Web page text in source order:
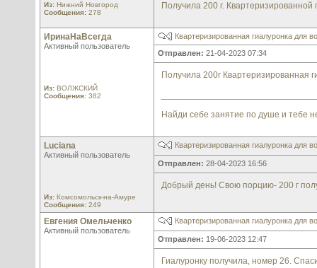
Из: Нижний Новгород
Сообщения: 278
Получила 200 г.
ИринаНаВсегда
Активный пользователь
Из: ВОЛЖСКИЙ
Сообщения: 382
Квартеризированная гиалуронка для
Отправлен: 21-04-2023 07:34
Получила 200г Квартеризированная
Найди себе занятие по душе и тебе
Luciana
Активный пользователь
Из: Комсомольск-на-Амуре
Сообщения: 249
Квартеризированная гиалуронка для
Отправлен: 28-04-2023 16:56
Добрый день! Свою порцию- 200 г
Евгения Омельченко
Активный пользователь
Квартеризированная гиалуронка для
Отправлен: 19-06-2023 12:47
Гиалуронку получила, номер 26.